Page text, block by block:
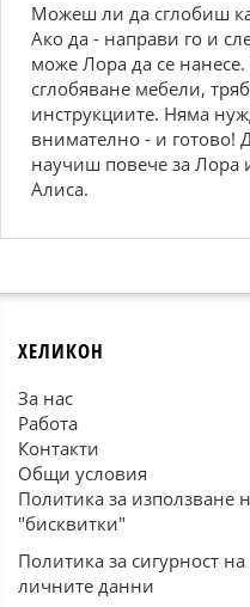
Можеш ли да сглобиш
Ако да - направи го и
може Лора да се
сглобяване мебели,
инструкциите. Няма
внимателно - и готово!
научиш повече за Лора
Алиса.
ХЕЛИКОН
За нас
Работа
Контакти
Общи условия
Политика за използване
"бисквитки"
Политика за сигурност на
личните данни